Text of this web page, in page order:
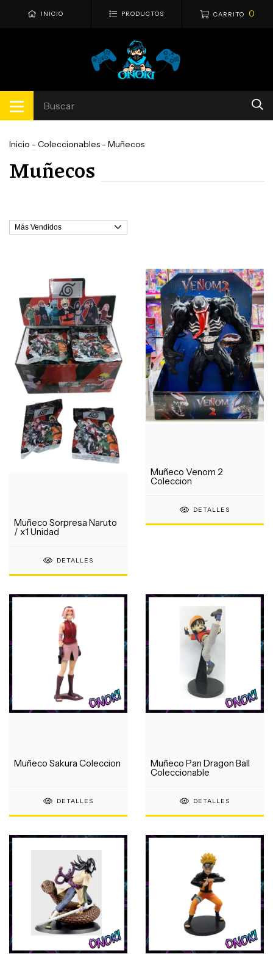
INICIO PRODUCTOS CARRITO 0
Inicio - Coleccionables - Muñecos
Muñecos
Muñeco Sorpresa Naruto
/ x1 Unidad
DETALLES
Muñeco Venom 2
Coleccion
DETALLES
Muñeco Sakura Coleccion
DETALLES
Muñeco Pan Dragon Ball
Coleccionable
DETALLES